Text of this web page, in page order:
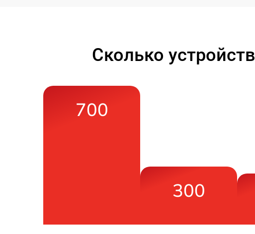
Сколько устройств
700
300